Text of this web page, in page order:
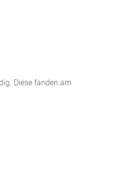
Diese fanden am